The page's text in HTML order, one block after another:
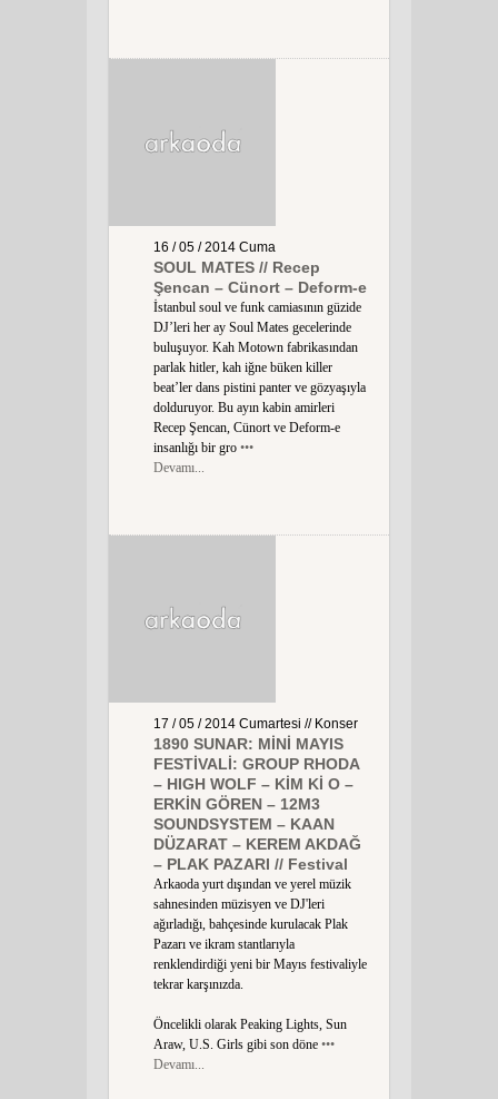
16 / 05 / 2014 Cuma
SOUL MATES // Recep
Şencan – Cünort – Deform-e
İstanbul soul ve funk camiasının güzide
DJ’leri her ay Soul Mates gecelerinde
buluşuyor. Kah Motown fabrikasından
parlak hitler, kah iğne büken killer
beat’ler dans pistini panter ve gözyaşıyla
dolduruyor. Bu ayın kabin amirleri
Recep Şencan, Cünort ve Deform-e
insanlığı bir gro •••
Devamı...
17 / 05 / 2014 Cumartesi // Konser
1890 SUNAR: MİNİ MAYIS
FESTİVALİ: GROUP RHODA
– HIGH WOLF – KİM Kİ O –
ERKİN GÖREN – 12M3
SOUNDSYSTEM – KAAN
DÜZARAT – KEREM AKDAĞ
– PLAK PAZARI // Festival
Arkaoda yurt dışından ve yerel müzik
sahnesinden müzisyen ve DJ'leri
ağırladığı, bahçesinde kurulacak Plak
Pazarı ve ikram stantlarıyla
renklendirdiği yeni bir Mayıs festivaliyle
tekrar karşınızda.
Öncelikli olarak Peaking Lights, Sun
Araw, U.S. Girls gibi son döne •••
Devamı...